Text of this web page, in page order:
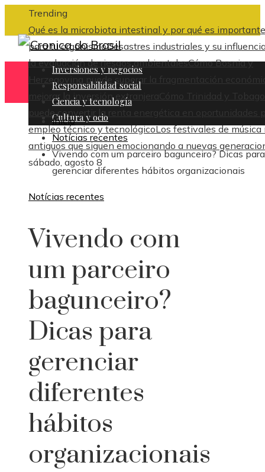
Trending
Qué es la microbiota intestinal y por qué es importante
para tu organismoDesastres industriales y su
la evaluación de riesgos ambientalesCómo Bosnia y
Herzegovina puede superar la fragmentación
mejorar la inversión extranjera
Cómo Trinidad y Tobago
puede convertir la renta energética en oportunidades
empleo técnico y tecnológicoLos festivales de música
antiguos que siguen emocionando a nuevas
sábado, agosto 8
Inversiones y negocios
Responsabilidad social
Ciencia y tecnología
Cultura y ocio
Inicio
Notícias recentes
Vivendo com um parceiro bagunceiro? Dicas para
gerenciar diferentes hábitos organizacionais
Notícias recentes
Vivendo com
um parceiro
bagunceiro?
Dicas para
gerenciar
diferentes
hábitos
organizacionais